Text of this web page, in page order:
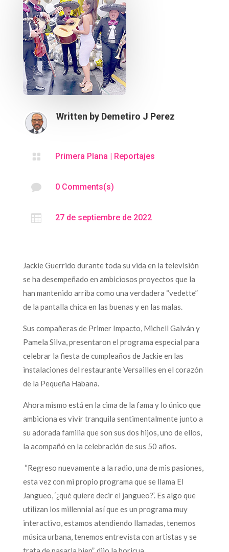
Written by Demetiro J Perez
 Primera Plana | Reportajes
 0 Comments(s)
 27 de septiembre de 2022
Jackie Guerrido durante toda su vida en la televisión
se ha desempeñado en ambiciosos proyectos que la
han mantenido arriba como una verdadera “vedette”
de la pantalla chica en las buenas y en las malas.
Sus compañeras de Primer Impacto, Michell Galván y
Pamela Silva, presentaron el programa especial para
celebrar la fiesta de cumpleaños de Jackie en las
instalaciones del restaurante Versailles en el corazón
de la Pequeña Habana.
Ahora mismo está en la cima de la fama y lo único que
ambiciona es vivir tranquila sentimentalmente junto a
su adorada familia que son sus dos hijos, uno de ellos,
la acompañó en la celebración de sus 50 años.
“Regreso nuevamente a la radio, una de mis pasiones,
esta vez con mi propio programa que se llama El
Jangueo, ‘¿qué quiere decir el jangueo?’. Es algo que
utilizan los millennial así que es un programa muy
interactivo, estamos atendiendo llamadas, tenemos
música urbana, tenemos entrevista con artistas y se